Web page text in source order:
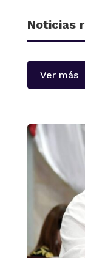
Noticias
Ver más